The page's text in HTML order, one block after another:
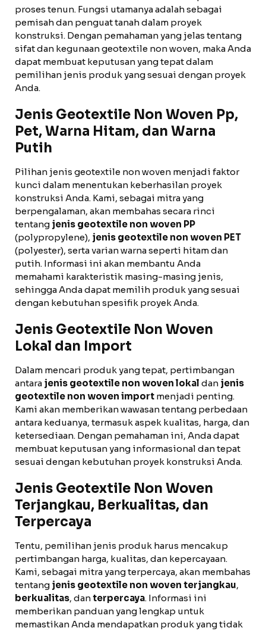
proses tenun. Fungsi utamanya adalah sebagai
pemisah dan penguat tanah dalam proyek
konstruksi. Dengan pemahaman yang jelas tentang
sifat dan kegunaan geotextile non woven, maka Anda
dapat membuat keputusan yang tepat dalam
pemilihan jenis produk yang sesuai dengan proyek
Anda.
Jenis Geotextile Non Woven Pp,
Pet, Warna Hitam, dan Warna
Putih
Pilihan jenis geotextile non woven menjadi faktor
kunci dalam menentukan keberhasilan proyek
konstruksi Anda. Kami, sebagai mitra yang
berpengalaman, akan membahas secara rinci
tentang jenis geotextile non woven PP
(polypropylene), jenis geotextile non woven PET
(polyester), serta varian warna seperti hitam dan
putih. Informasi ini akan membantu Anda
memahami karakteristik masing-masing jenis,
sehingga Anda dapat memilih produk yang sesuai
dengan kebutuhan spesifik proyek Anda.
Jenis Geotextile Non Woven
Lokal dan Import
Dalam mencari produk yang tepat, pertimbangan
antara jenis geotextile non woven lokal dan jenis
geotextile non woven import menjadi penting.
Kami akan memberikan wawasan tentang perbedaan
antara keduanya, termasuk aspek kualitas, harga, dan
ketersediaan. Dengan pemahaman ini, Anda dapat
membuat keputusan yang informasional dan tepat
sesuai dengan kebutuhan proyek konstruksi Anda.
Jenis Geotextile Non Woven
Terjangkau, Berkualitas, dan
Terpercaya
Tentu, pemilihan jenis produk harus mencakup
pertimbangan harga, kualitas, dan kepercayaan.
Kami, sebagai mitra yang terpercaya, akan membahas
tentang jenis geotextile non woven terjangkau,
berkualitas, danterpercaya. Informasi ini
memberikan panduan yang lengkap untuk
memastikan Anda mendapatkan produk yang tidak